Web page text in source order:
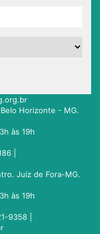
Belo Horizonte - MG.
às 19h
|
Juiz de Fora-MG.
às 19h
9358 |